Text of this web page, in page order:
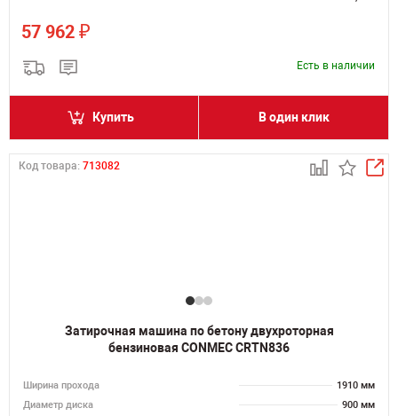
57 962 ₽
Есть в наличии
Купить В один клик
Код товара: 713082
Затирочная машина по бетону двухроторная
бензиновая CONMEC CRTN836
Ширина прохода
1910 мм
Диаметр диска
900 мм